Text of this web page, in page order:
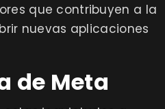
que contribuyen a la
nuevas aplicaciones
de Meta